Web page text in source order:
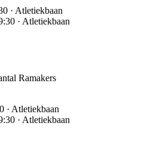
· Atletiekbaan
· Atletiekbaan
Ramakers
· Atletiekbaan
· Atletiekbaan